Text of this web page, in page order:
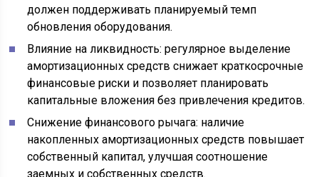
должен поддерживать планируемый темп
обновления оборудования.
Влияние на ликвидность: регулярное выделение
амортизационных средств снижает краткосрочные
финансовые риски и позволяет планировать
капитальные вложения без привлечения кредитов.
Снижение финансового рычага: наличие
накопленных амортизационных средств повышает
собственный капитал, улучшая соотношение
заемных и собственных средств.